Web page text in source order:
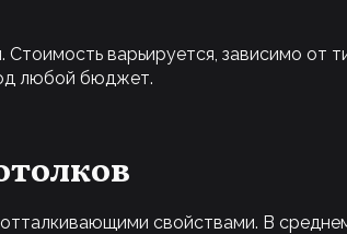
варьируется, зависимо от
любой бюджет.
свойствами. В